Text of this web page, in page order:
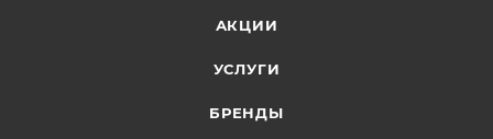
АКЦИИ
УСЛУГИ
БРЕНДЫ